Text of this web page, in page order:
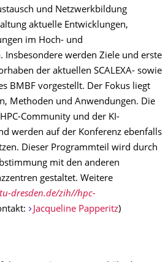
und Netzwerkbildung
aktuelle Entwicklungen,
im Hoch- und
Insbesondere werden Ziele und erste
der aktuellen SCALEXA- sowie
BMBF vorgestellt. Der Fokus liegt
Methoden und Anwendungen. Die
Community und der KI-
werden auf der Konferenz ebenfalls
Dieser Programmteil wird durch
mit den anderen
gestaltet. Weitere
dresden.de/zih//hpc-
Jacqueline Papperitz)